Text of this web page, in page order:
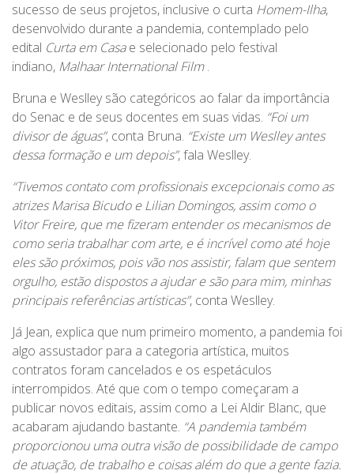
sucesso de seus projetos, inclusive o curta Homem-Ilha,
desenvolvido durante a pandemia, contemplado pelo
edital Curta em Casae selecionado pelo festival
indiano, Malhaar International Film.
Bruna e Weslley são categóricos ao falar da importância
do Senac e de seus docentes em suas vidas. “Foi um
divisor de águas”, conta Bruna. “Existe um Weslley antes
dessa formação e um depois”, fala Weslley.
“Tivemos contato com profissionais excepcionais como as
atrizes Marisa Bicudo e Lilian Domingos, assim como o
Vitor Freire, que me fizeram entender os mecanismos de
como seria trabalhar com arte, e é incrível como até hoje
eles são próximos, pois vão nos assistir, falam que sentem
orgulho, estão dispostos a ajudar e são para mim, minhas
principais referências artísticas”, conta Weslley.
Já Jean, explica que num primeiro momento, a pandemia foi
algo assustador para a categoria artística, muitos
contratos foram cancelados e os espetáculos
interrompidos. Até que com o tempo começaram a
publicar novos editais, assim como a Lei Aldir Blanc, que
acabaram ajudando bastante. “A pandemia também
proporcionou uma outra visão de possibilidade de campo
de atuação, de trabalho e coisas além do que a gente fazia.